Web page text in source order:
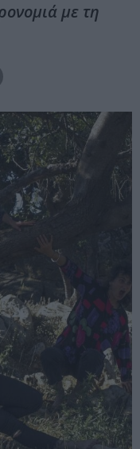
με τη